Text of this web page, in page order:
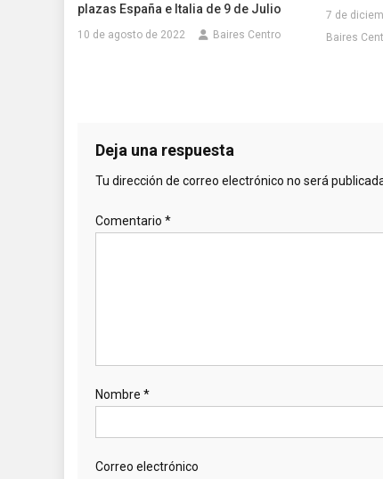
plazas España e Italia de 9 de Julio
10 de agosto de 2022 Baires Centro
7 de
Baires
Deja una respuesta
Tu dirección de correo electrónico no será
Comentario *
Nombre *
Correo electrónico